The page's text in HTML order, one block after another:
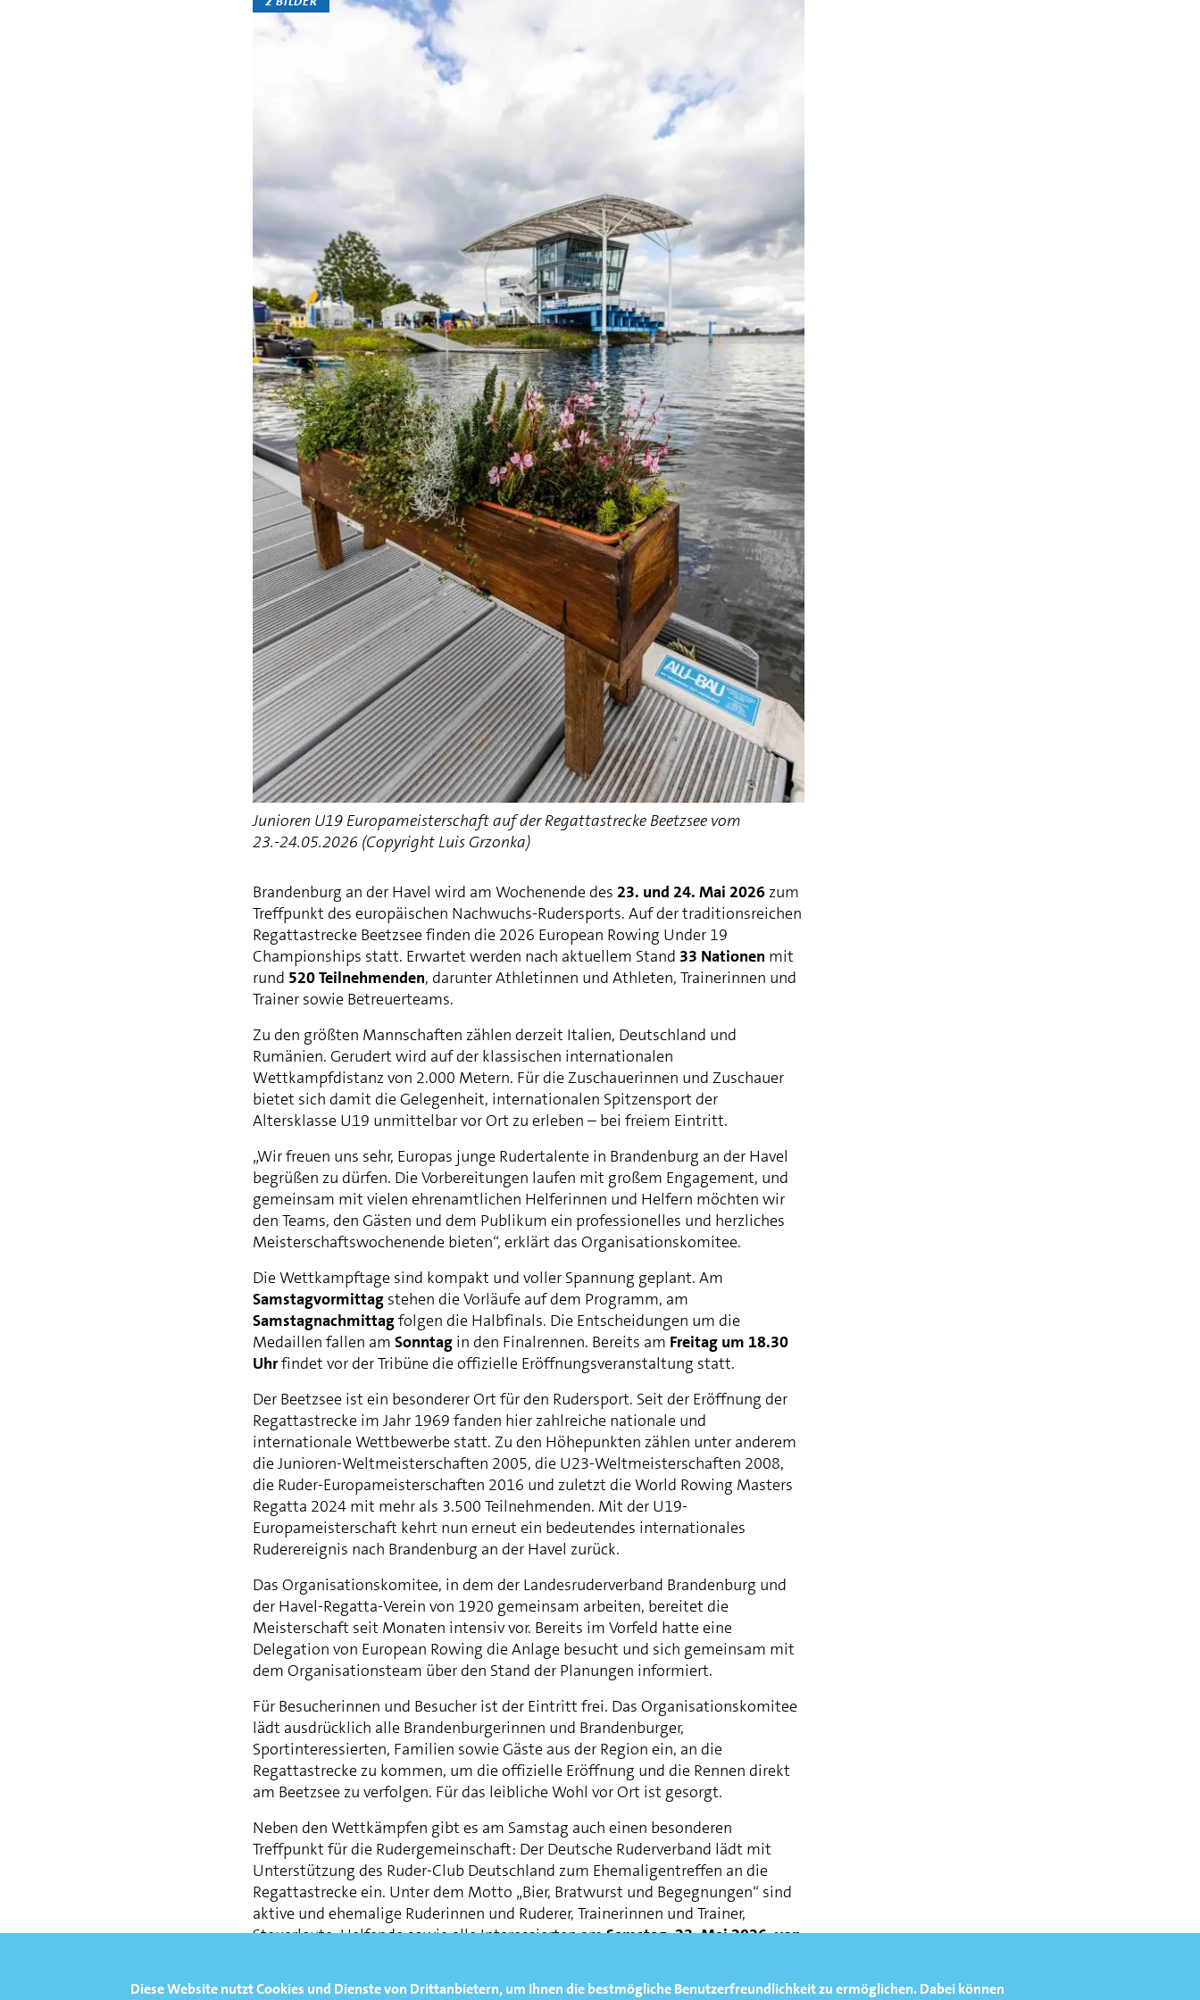
Diese Website nutzt Cookies und Dienste von Drittanbietern, um Ihnen die bestmögliche Benutzerfreundlichkeit zu ermöglichen. Dabei können
Junioren U19 Europameisterschaft auf der Regattastrecke Beetzsee vom
23.-24.05.2026 (Copyright Luis Grzonka)
Brandenburg an der Havel wird am Wochenende des 23. und 24. Mai 2026zum
Treffpunkt des europäischen Nachwuchs-Rudersports. Auf der traditionsreichen
Regattastrecke Beetzsee finden die 2026 European Rowing Under 19
Championships statt. Erwartet werden nach aktuellem Stand 33 Nationen mit
rund 520 Teilnehmenden, darunter Athletinnen und Athleten, Trainerinnen und
Trainer sowie Betreuerteams.
Zu den größten Mannschaften zählen derzeit Italien, Deutschland und
Rumänien. Gerudert wird auf der klassischen internationalen
Wettkampfdistanz von 2.000 Metern. Für die Zuschauerinnen und Zuschauer
bietet sich damit die Gelegenheit, internationalen Spitzensport der
Altersklasse U19 unmittelbar vor Ort zu erleben – bei freiem Eintritt.
„Wir freuen uns sehr, Europas junge Rudertalente in Brandenburg an der Havel
begrüßen zu dürfen. Die Vorbereitungen laufen mit großem Engagement, und
gemeinsam mit vielen ehrenamtlichen Helferinnen und Helfern möchten wir
den Teams, den Gästen und dem Publikum ein professionelles und herzliches
Meisterschaftswochenende bieten“, erklärt das Organisationskomitee.
Die Wettkampftage sind kompakt und voller Spannung geplant. Am
Samstagvormittagstehen die Vorläufe auf dem Programm, am
Samstagnachmittagfolgen die Halbfinals. Die Entscheidungen um die
Medaillen fallen am Sonntagin den Finalrennen. Bereits am Freitag um 18.30
Uhrfindet vor der Tribüne die offizielle Eröffnungsveranstaltung statt.
Der Beetzsee ist ein besonderer Ort für den Rudersport. Seit der Eröffnung der
Regattastrecke im Jahr 1969 fanden hier zahlreiche nationale und
internationale Wettbewerbe statt. Zu den Höhepunkten zählen unter anderem
die Junioren-Weltmeisterschaften 2005, die U23-Weltmeisterschaften 2008,
die Ruder-Europameisterschaften 2016 und zuletzt die World Rowing Masters
Regatta 2024 mit mehr als 3.500 Teilnehmenden. Mit der U19-
Europameisterschaft kehrt nun erneut ein bedeutendes internationales
Ruderereignis nach Brandenburg an der Havel zurück.
Das Organisationskomitee, in dem der Landesruderverband Brandenburg und
der Havel-Regatta-Verein von 1920 gemeinsam arbeiten, bereitet die
Meisterschaft seit Monaten intensiv vor. Bereits im Vorfeld hatte eine
Delegation von European Rowing die Anlage besucht und sich gemeinsam mit
dem Organisationsteam über den Stand der Planungen informiert.
Für Besucherinnen und Besucher ist der Eintritt frei. Das Organisationskomitee
lädt ausdrücklich alle Brandenburgerinnen und Brandenburger,
Sportinteressierten, Familien sowie Gäste aus der Region ein, an die
Regattastrecke zu kommen, um die offizielle Eröffnung und die Rennen direkt
am Beetzsee zu verfolgen. Für das leibliche Wohl vor Ort ist gesorgt.
Neben den Wettkämpfen gibt es am Samstag auch einen besonderen
Treffpunkt für die Rudergemeinschaft: Der Deutsche Ruderverband lädt mit
Unterstützung des Ruder-Club Deutschland zum Ehemaligentreffen an die
Regattastrecke ein. Unter dem Motto „Bier, Bratwurst und Begegnungen“ sind
aktive und ehemalige Ruderinnen und Ruderer, Trainerinnen und Trainer,
Steuerleute, Helfende sowie alle Interessierten amSamstag, 23. Mai 2026, von
das Netzwerk der Ruderszene zu stärken